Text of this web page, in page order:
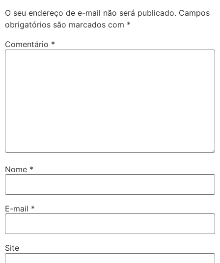
O seu endereço de e-mail não será publicado. Campos
obrigatórios são marcados com *
Comentário *
Nome *
E-mail *
Site